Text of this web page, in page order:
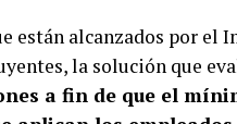
están alcanzados por el
la solución que
a fin de que el